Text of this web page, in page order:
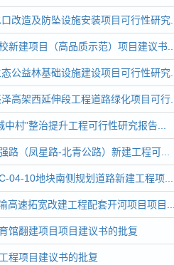
改造及防坠设施安装项目可行性研究...
新建项目（高品质示范）项目建议书...
公益林基础设施建设项目可行性研究...
高架西延伸段工程道路绿化项目可行...
村”整治提升工程可行性研究报告...
路（凤星路-北青公路）新建工程可...
04-10地块南侧规划道路新建工程项...
高速拓宽改建工程配套开河项目项目...
馆翻建项目项目建议书的批复
程项目建议书的批复